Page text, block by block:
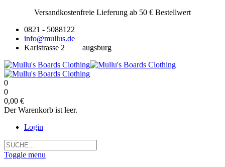
Versandkostenfreie Lieferung ab 50 € Bestellwert
0821 - 5088122
info@mullus.de
Karlstrasse 2
augsburg
0
0
0,00 €
Der Warenkorb ist leer.
Login
Toggle menu